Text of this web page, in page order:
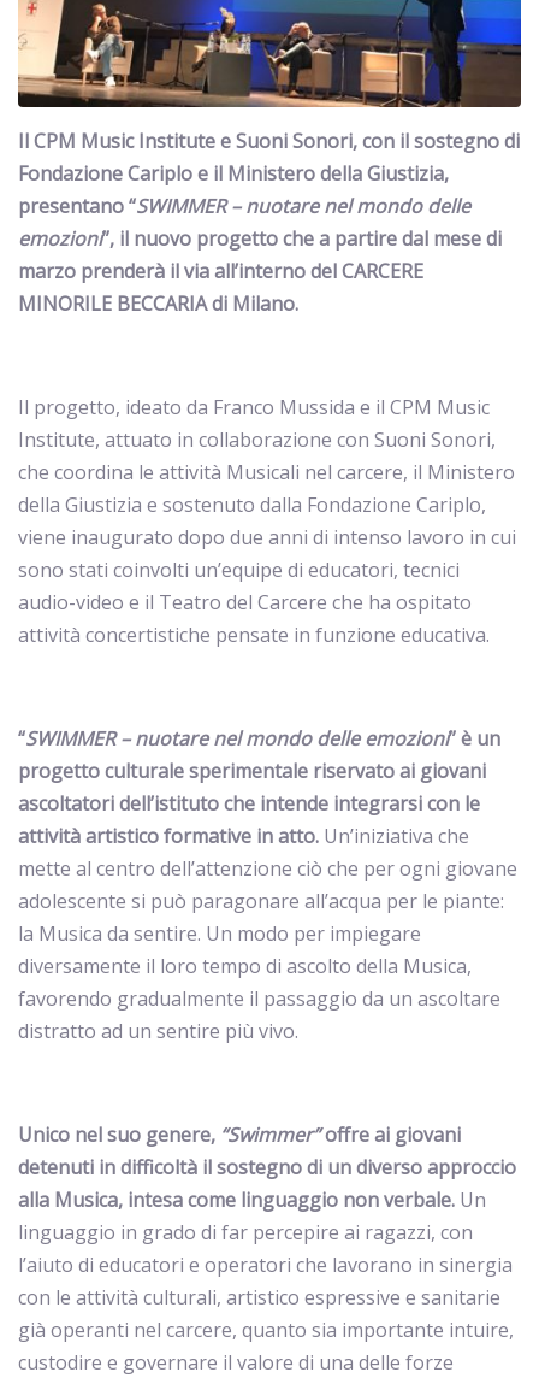
Il CPM Music Institute e Suoni Sonori, con il sostegno di
Fondazione Cariplo e il Ministero della Giustizia,
presentano “SWIMMER – nuotare nel mondo delle
emozioni”, il nuovo progetto che a partire dal mese di
marzo prenderà il via all’interno del CARCERE
MINORILE BECCARIA di Milano.
Il progetto, ideato da Franco Mussida e il CPM Music
Institute, attuato in collaborazione con Suoni Sonori,
che coordina le attività Musicali nel carcere, il Ministero
della Giustizia e sostenuto dalla Fondazione Cariplo,
viene inaugurato dopo due anni di intenso lavoro in cui
sono stati coinvolti un’equipe di educatori, tecnici
audio-video e il Teatro del Carcere che ha ospitato
attività concertistiche pensate in funzione educativa.
“SWIMMER – nuotare nel mondo delle emozioni” è un
progetto culturale sperimentale riservato ai giovani
ascoltatori dell’istituto che intende integrarsi con le
attività artistico formative in atto. Un’iniziativa che
mette al centro dell’attenzione ciò che per ogni giovane
adolescente si può paragonare all’acqua per le piante:
la Musica da sentire. Un modo per impiegare
diversamente il loro tempo di ascolto della Musica,
favorendo gradualmente il passaggio da un ascoltare
distratto ad un sentire più vivo.
Unico nel suo genere, “Swimmer”offre ai giovani
detenuti in difficoltà il sostegno di un diverso approccio
alla Musica, intesa come linguaggio non verbale. Un
linguaggio in grado di far percepire ai ragazzi, con
l’aiuto di educatori e operatori che lavorano in sinergia
con le attività culturali, artistico espressive e sanitarie
già operanti nel carcere, quanto sia importante intuire,
custodire e governare il valore di una delle forze